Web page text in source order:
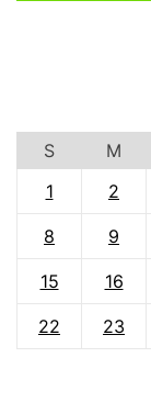
S M
1
2
8 9
15 16
22 23